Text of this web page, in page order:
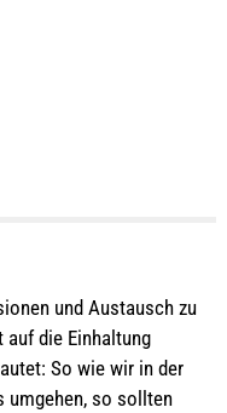
und Austausch zu
die Einhaltung
So wie wir in der
umgehen, so sollten